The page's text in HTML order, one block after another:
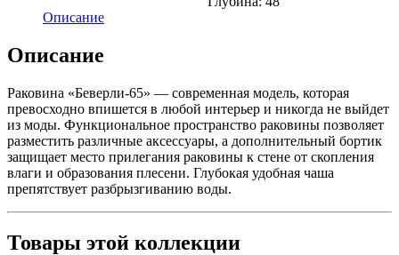
Описание
Описание
Раковина «Беверли-65» — современная модель, которая
превосходно впишется в любой интерьер и никогда не выйдет
из моды. Функциональное пространство раковины позволяет
разместить различные аксессуары, а дополнительный бортик
защищает место прилегания раковины к стене от скопления
влаги и образования плесени. Глубокая удобная чаша
препятствует разбрызгиванию воды.
Товары этой коллекции